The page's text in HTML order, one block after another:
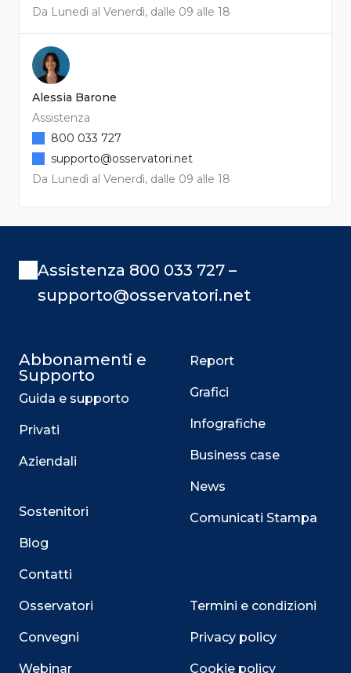
Da Lunedì al Venerdì, dalle 09 alle 18
Alessia Barone
Assistenza
Da Lunedì al Venerdì, dalle 09 alle 18
800 033 727
supporto@osservatori.net
Assistenza 800 033 727 –
supporto@osservatori.net
Abbonamenti e
Supporto
Guida e supporto
Privati
Aziendali
Sostenitori
Blog
Contatti
Osservatori
Convegni
Webinar
Report
Grafici
Infografiche
Business case
News
Comunicati Stampa
Termini e condizioni
Privacy policy
Cookie policy